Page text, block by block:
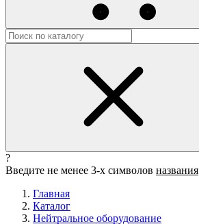
?
Введите не менее 3-х символов названия
Главная
Каталог
Нейтральное оборудование